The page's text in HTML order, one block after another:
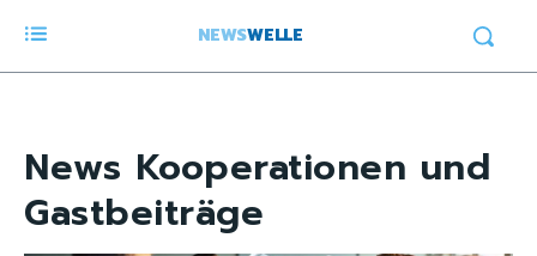
NEWSWELLE
News Kooperationen und
Gastbeiträge